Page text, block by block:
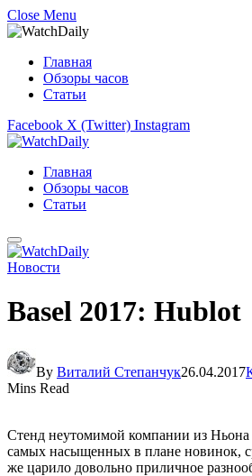
Close Menu
Главная
Обзоры часов
Статьи
Facebook X (Twitter) Instagram
Главная
Обзоры часов
Статьи
Новости
Basel 2017: Hublot
By Виталий Степанчук26.04.2017
Mins Read
Стенд неутомимой компании из Ньона
самых насыщенных в плане новинок,
же царило довольно приличное